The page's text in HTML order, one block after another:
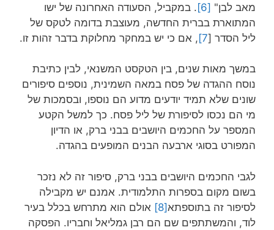
מאב לבן" [6]
. במקביל, הסעודה האחרונה של ישו
המתוארת בברית החדשה, מעוצבת בדומה לטקס של
ליל הסדר [7] , אם כי יש במחקר מחלוקת בדבר זהות זו.
במשך מאות שנים, בין הטקסט המשנאי, לבין כתיבת
נוסח ההגדה של פסח במאה השמינית, נוספים סיפורים
שונים שלא תמיד יודעים מדוע הם נוספו, ובסמכות של
מי הם נכסו לסיפורת של ליל פסח. כך למשל הקטע
המספר על החכמים היושבים בבני ברק, או הדיון
המפורט בסוגי ארבעה הבנים המופעים בהגדה.
לגבי החכמים היושבים בבני ברק, סיפור זה לא נזכר
בשום מקום בספרות התלמודית. אמנם יש מקבילה
לסיפור זה בתוספתא[8]
אולם הוא מתרחש בכלל בעיר
לוד, והמשתתפים שם הם רבן גמליאל וחבריו. הפסקה